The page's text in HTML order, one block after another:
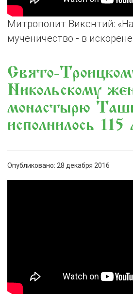
Митрополит Викентий:
мученичество - в
Свято-
Никольскому
монастырю
исполнилось 115
Опубликовано: 28 декабря 2016